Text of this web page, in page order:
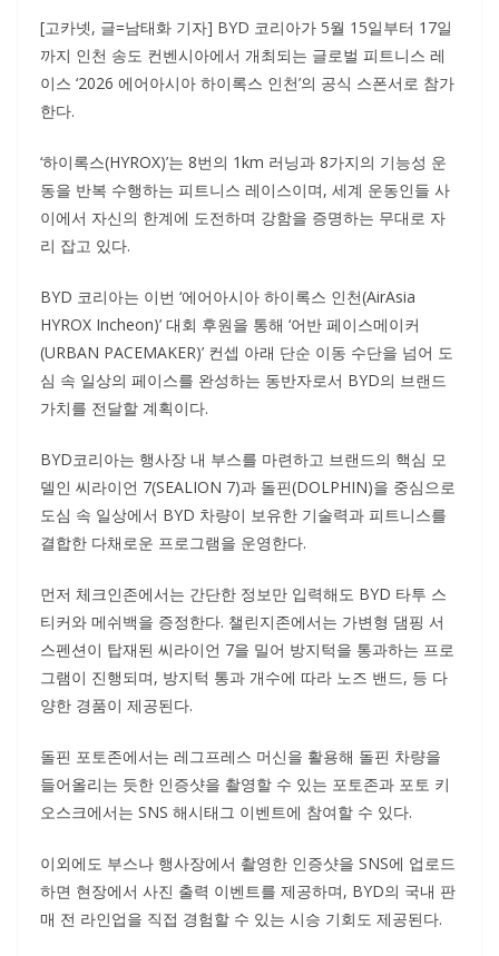
[고카넷, 글=남태화 기자] BYD 코리아가 5월 15일부터 17일
까지 인천 송도 컨벤시아에서 개최되는 글로벌 피트니스 레
이스 ‘2026 에어아시아 하이록스 인천’의 공식 스폰서로 참가
한다.
‘하이록스(HYROX)’는 8번의 1km 러닝과 8가지의 기능성 운
동을 반복 수행하는 피트니스 레이스이며, 세계 운동인들 사
이에서 자신의 한계에 도전하며 강함을 증명하는 무대로 자
리 잡고 있다.
BYD 코리아는 이번 ‘에어아시아 하이록스 인천(AirAsia
HYROX Incheon)’ 대회 후원을 통해 ‘어반 페이스메이커
(URBAN PACEMAKER)’ 컨셉 아래 단순 이동 수단을 넘어 도
심 속 일상의 페이스를 완성하는 동반자로서 BYD의 브랜드
가치를 전달할 계획이다.
BYD코리아는 행사장 내 부스를 마련하고 브랜드의 핵심 모
델인 씨라이언 7(SEALION 7)과 돌핀(DOLPHIN)을 중심으로
도심 속 일상에서 BYD 차량이 보유한 기술력과 피트니스를
결합한 다채로운 프로그램을 운영한다.
먼저 체크인존에서는 간단한 정보만 입력해도 BYD 타투 스
티커와 메쉬백을 증정한다. 챌린지존에서는 가변형 댐핑 서
스펜션이 탑재된 씨라이언 7을 밀어 방지턱을 통과하는 프로
그램이 진행되며, 방지턱 통과 개수에 따라 노즈 밴드, 등 다
양한 경품이 제공된다.
돌핀 포토존에서는 레그프레스 머신을 활용해 돌핀 차량을
들어올리는 듯한 인증샷을 촬영할 수 있는 포토존과 포토 키
오스크에서는 SNS 해시태그 이벤트에 참여할 수 있다.
이외에도 부스나 행사장에서 촬영한 인증샷을 SNS에 업로드
하면 현장에서 사진 출력 이벤트를 제공하며, BYD의 국내 판
매 전 라인업을 직접 경험할 수 있는 시승 기회도 제공된다.